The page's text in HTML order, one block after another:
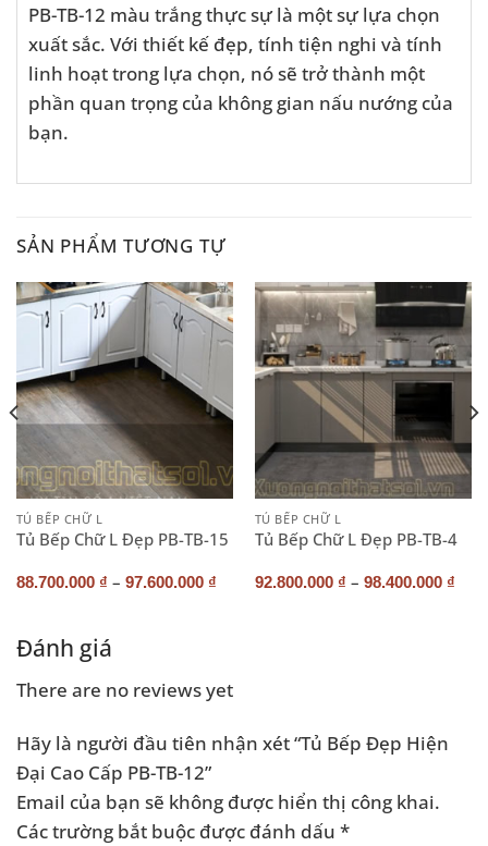
PB-TB-12 màu trắng thực sự là một sự lựa chọn
xuất sắc. Với thiết kế đẹp, tính tiện nghi và tính
linh hoạt trong lựa chọn, nó sẽ trở thành một
phần quan trọng của không gian nấu nướng của
bạn.
SẢN PHẨM TƯƠNG TỰ
TỦ BẾP CHỮ L
Tủ Bếp Chữ L Đẹp PB-TB-15
88.700.000 ₫ – 97.600.000 ₫
TỦ BẾP CHỮ L
Tủ Bếp Chữ L Đẹp PB-TB-4
92.800.000 ₫ – 98.400.000 ₫
Đánh giá
There are no reviews yet
Hãy là người đầu tiên nhận xét “Tủ Bếp Đẹp Hiện
Đại Cao Cấp PB-TB-12”
Email của bạn sẽ không được hiển thị công khai.
Các trường bắt buộc được đánh dấu *